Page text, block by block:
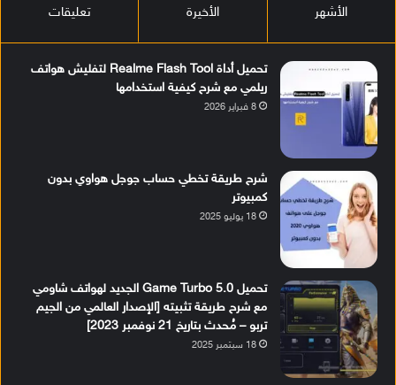
الأشهر الأخيرة تعليقات
تحميل أداة Realme Flash Tool لتفليش هواتف
ريلمي مع شرح كيفية استخدامها
8 فبراير 2026
شرح طريقة تخطي حساب جوجل هواوي بدون
كمبيوتر
18 يوليو 2025
تحميل Game Turbo 5.0 الجديد لهواتف شاومي
مع شرح طريقة تثبيته [الإصدار العالمي من الجيم
تربو – مُحدث بتاريخ 21 نوفمبر 2023]
18 سبتمبر 2025